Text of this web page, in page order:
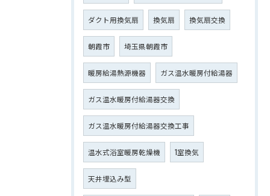
ダクト用換気扇 換気扇 換気扇交換
朝霞市 埼玉県朝霞市
暖房給湯熱源機器 ガス温水暖房付給湯器
ガス温水暖房付給湯器交換
ガス温水暖房付給湯器交換工事
温水式浴室暖房乾燥機 1室換気
天井埋込み型